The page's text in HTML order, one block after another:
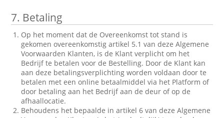
7. Betaling
Op het moment dat de Overeenkomst tot stand is
gekomen overeenkomstig artikel 5.1 van deze Algemene
Voorwaarden Klanten, is de Klant verplicht om het
Bedrijf te betalen voor de Bestelling. Door de Klant kan
aan deze betalingsverplichting worden voldaan door te
betalen met een online betaalmiddel via het Platform of
door betaling aan het Bedrijf aan de deur of op de
afhaallocatie.
Behoudens het bepaalde in artikel 6 van deze Algemene